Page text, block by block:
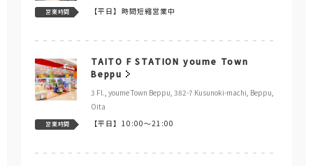
営業時間 【平日】 時間短縮営業中
TAITO F STATION youme Town
Beppu
3 Fl., youme Town Beppu, 382-7 Kusunoki-machi, Beppu,
Oita
営業時間 【平日】 10:00～21:00